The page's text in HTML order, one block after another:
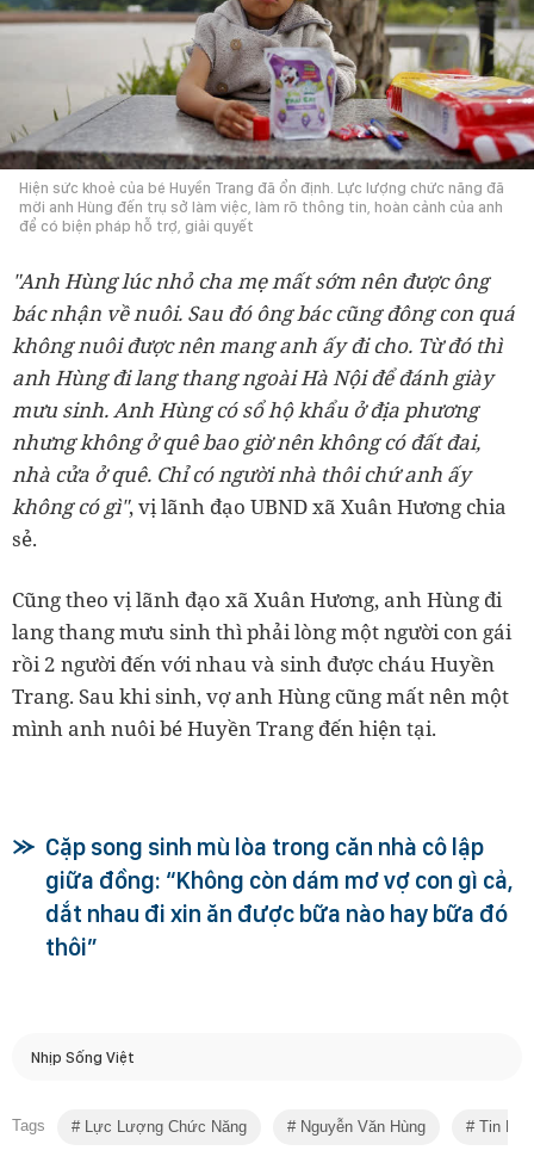
Hiện sức khoẻ của bé Huyền Trang đã ổn định. Lực lượng chức năng đã
mời anh Hùng đến trụ sở làm việc, làm rõ thông tin, hoàn cảnh của anh
để có biện pháp hỗ trợ, giải quyết
"Anh Hùng lúc nhỏ cha mẹ mất sớm nên được ông
bác nhận về nuôi. Sau đó ông bác cũng đông con quá
không nuôi được nên mang anh ấy đi cho. Từ đó thì
anh Hùng đi lang thang ngoài Hà Nội để đánh giày
mưu sinh. Anh Hùng có sổ hộ khẩu ở địa phương
nhưng không ở quê bao giờ nên không có đất đai,
nhà cửa ở quê. Chỉ có người nhà thôi chứ anh ấy
không có gì", vị lãnh đạo UBND xã Xuân Hương chia
sẻ.
Cũng theo vị lãnh đạo xã Xuân Hương, anh Hùng đi
lang thang mưu sinh thì phải lòng một người con gái
rồi 2 người đến với nhau và sinh được cháu Huyền
Trang. Sau khi sinh, vợ anh Hùng cũng mất nên một
mình anh nuôi bé Huyền Trang đến hiện tại.
Cặp song sinh mù lòa trong căn nhà cô lập
giữa đồng: “Không còn dám mơ vợ con gì cả,
dắt nhau đi xin ăn được bữa nào hay bữa đó
thôi”
Nhịp Sống Việt
Tags Lực Lượng Chức Năng Nguyễn Văn Hùng Tin